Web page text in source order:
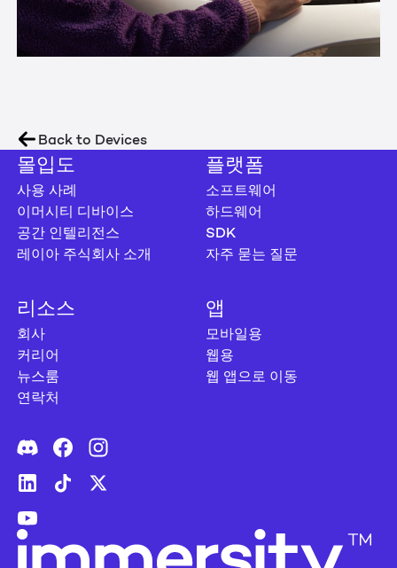
Back to Devices
몰입도
사용 사례
이머시티 디바이스
공간 인텔리전스
레이아 주식회사 소개
플랫폼
소프트웨어
하드웨어
SDK
자주 묻는 질문
리소스
회사
커리어
뉴스룸
연락처
앱
모바일용
웹용
웹 앱으로 이동